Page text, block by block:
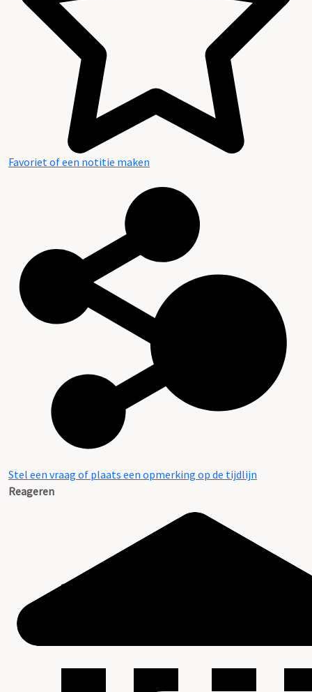
Favoriet of een notitie maken
Stel een vraag of plaats een opmerking op de tijdlijn
Reageren